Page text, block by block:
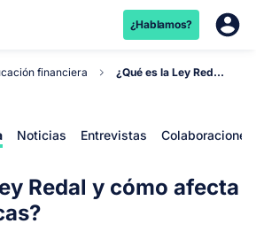
¿Hablamos?
financiera ¿Qué es la Ley Redal y cómo afecta a las hipotec...
Noticias Entrevistas Colaboraciones
Redal y cómo afecta